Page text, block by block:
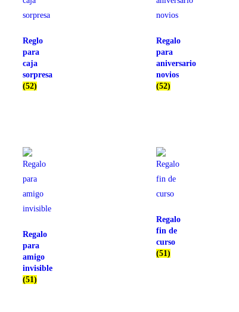
Reglo
para
caja
sorpresa
(52)
Regalo
para
aniversario
novios
(52)
Regalo
para
amigo
invisible
(51)
Regalo
fin de
curso
(51)